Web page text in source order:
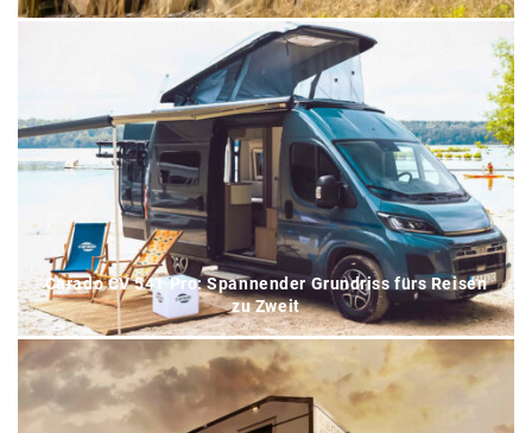
Carado CV 541 Pro: Spannender Grundriss fürs Reisen
zu Zweit